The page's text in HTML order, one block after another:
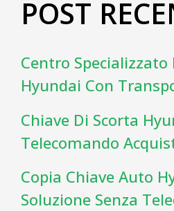
POST
Centro Specializzato
Hyundai Con
Chiave Di Scorta
Telecomando
Copia Chiave Auto
Soluzione Senza